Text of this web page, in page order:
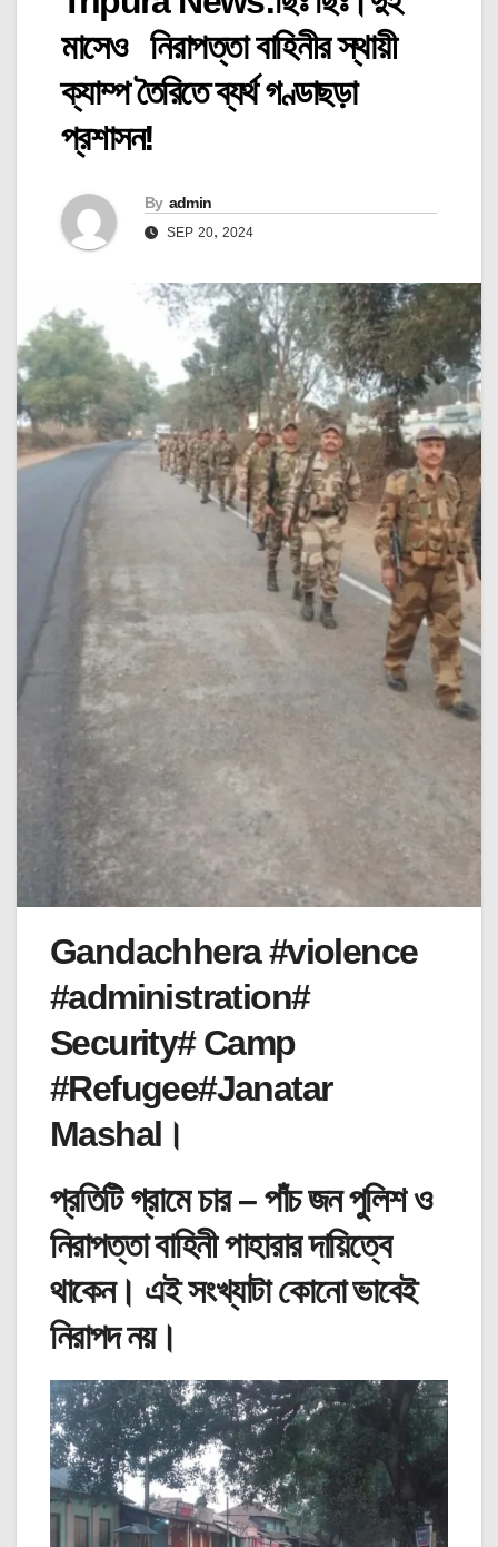
মাসেও নিরাপত্তা বাহিনীর স্থায়ী
ক্যাম্প তৈরিতে ব্যর্থ গণ্ডাছড়া
প্রশাসন!
By admin
SEP 20, 2024
Gandachhera #violence
#administration#
Security# Camp
#Refugee#Janatar
Mashal।
প্রতিটি গ্রামে চার – পাঁচ জন পুলিশ ও
নিরাপত্তা বাহিনী পাহারার দায়িত্বে
থাকেন। এই সংখ্যাটা কোনো ভাবেই
নিরাপদ নয়।